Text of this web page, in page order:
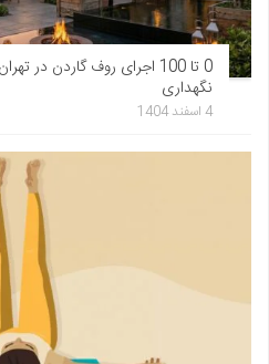
0 تا 100 اجرای روف گاردن در
نگهداری
4 اسفند 1404